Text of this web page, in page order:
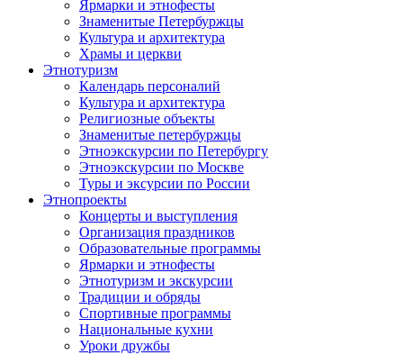
Ярмарки и этнофесты
Знаменитые Петербуржцы
Культура и архитектура
Храмы и церкви
Этнотуризм
Календарь персоналий
Культура и архитектура
Религиозные объекты
Знаменитые петербуржцы
Этноэкскурсии по Петербургу
Этноэкскурсии по Москве
Туры и эксурсии по России
Этнопроекты
Концерты и выступления
Организация праздников
Образовательные программы
Ярмарки и этнофесты
Этнотуризм и экскурсии
Традиции и обряды
Спортивные программы
Национальные кухни
Уроки дружбы